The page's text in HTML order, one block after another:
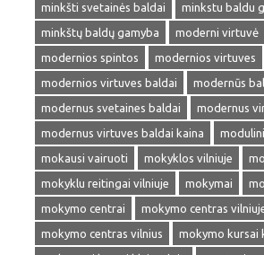
minkšti svetainės baldai
minkstu baldu
minkštų baldų gamyba
moderni virtuvė
modernios spintos
modernios virtuves
modernios virtuves baldai
modernūs
modernus svetaines baldai
modernus
modernus virtuves baldai kaina
mokausi vairuoti
mokyklos vilniuje
mokyklu reitingai vilniuje
mokymai
mokymo centrai
mokymo centras
mokymo centras vilnius
mokymo kursai